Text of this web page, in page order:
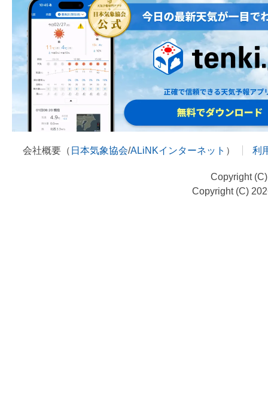
会社概要（ 日本気象協会/ALiNKインターネット ） 利
Copyright
Copyright (C)